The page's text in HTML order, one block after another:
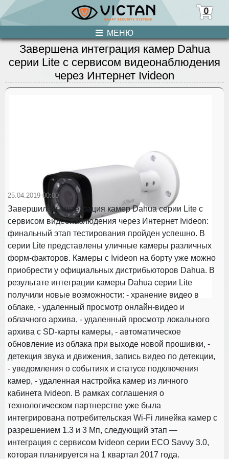
0
МЕНЮ
ПРОДУКЦИЯ
НОВОСТИ
Завершена интеграция камер Dahua
серии Lite с сервисом видеонаблюдения
через Интернет Ivideon
25.04.2019 00:00
Завершилась интеграция камер Dahua серии Lite c
сервисом видеонаблюдения через Интернет Ivideon:
финальный этап тестирования пройден успешно. В
серии Lite представлены уличные камеры различных
форм-факторов. Камеры с Ivideon на борту уже можно
приобрести у официальных дистрибьюторов Dahua. В
результате интеграции камеры Dahua серии Lite
получили новые возможности: - хранение видео в
облаке, - удаленный просмотр онлайн-видео и
облачного архива, - удаленный просмотр локального
архива с SD-карты камеры, - автоматическое
обновление из облака при выходе новой прошивки, -
детекция звука и движения, запись видео по детекции,
- уведомления о событиях и статусе подключения
камер, - удаленная настройка камер из личного
кабинета Ivideon. В рамках соглашения о
технологическом партнерстве уже была
интегрирована потребительская Wi-Fi линейка камер с
разрешением 1.3 и 3 Мп, следующий этап —
интеграция с сервисом Ivideon серии ECO Savvy 3.0,
которая планируется на 1 квартал 2017 года.